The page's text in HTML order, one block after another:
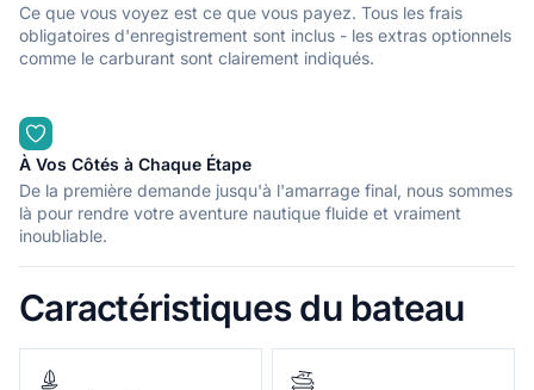
Ce que vous voyez est ce que vous payez. Tous les frais
obligatoires d'enregistrement sont inclus - les extras optionnels
comme le carburant sont clairement indiqués.
À Vos Côtés à Chaque Étape
De la première demande jusqu'à l'amarrage final, nous sommes
là pour rendre votre aventure nautique fluide et vraiment
inoubliable.
Caractéristiques du bateau